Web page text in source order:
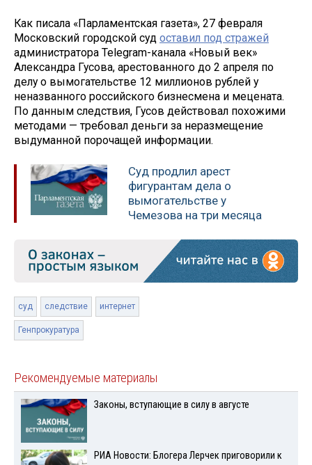
Как писала «Парламентская газета», 27 февраля
Московский городской суд оставил под стражей
администратора Telegram-канала «Новый век»
Александра Гусова, арестованного до 2 апреля по
делу о вымогательстве 12 миллионов рублей у
неназванного российского бизнесмена и мецената.
По данным следствия, Гусов действовал похожими
методами — требовал деньги за неразмещение
выдуманной порочащей информации.
Суд продлил арест
фигурантам дела о
вымогательстве у
Чемезова на три месяца
суд следствие интернет
Генпрокуратура
Рекомендуемые материалы
Законы, вступающие в силу в августе
РИА Новости: Блогера Лерчек приговорили к